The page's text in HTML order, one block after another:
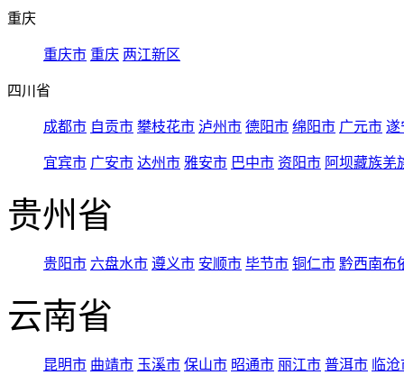
重庆
重庆市 重庆 两江新区
四川省
成都市 自贡市 攀枝花市 泸州市 德阳市 绵阳市 广元市 遂
宜宾市 广安市 达州市 雅安市 巴中市 资阳市 阿坝藏族羌
贵州省
贵阳市 六盘水市 遵义市 安顺市 毕节市 铜仁市 黔西南布
云南省
昆明市 曲靖市 玉溪市 保山市 昭通市 丽江市 普洱市 临